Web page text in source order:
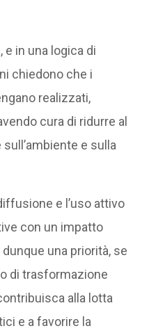
e in una logica di
chiedono che i
realizzati,
cura di ridurre al
e sulla
e l’uso attivo
con un impatto
una priorità, se
di trasformazione
alla lotta
e a favorire la